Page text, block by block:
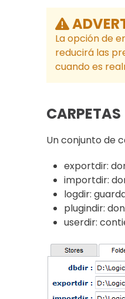
La opción de
reducirá las
cuando es
CARPETAS
Un conjunto de
exportdir:
importdir:
logdir:
plugindir:
userdir: